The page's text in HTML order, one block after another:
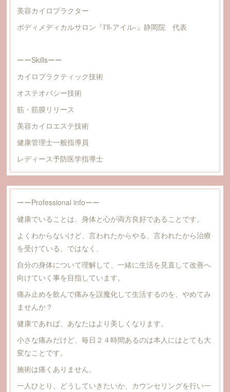
​美容カイロプラクター
ボディメディカルサロン『I'll‐アイル-』静岡院 代表
ーーSkillsーー
カイロプラクティック技術
オステオパシー技術
筋・筋膜リリース​
​美容カイロエステ技術
健康管理士一般指導員
レディース予防医学指導士
ーーProfessional infoーー
健康でいることは、身体と心が両方良好であることです。
よくわからないけど、言われたからやる、言われたから治療
を受けている、ではなく、
自分の身体について理解して、一緒に生活を見直して改善へ
向けていく事を目指しています。
痛み止めを飲んで痛みを誤魔化して生活するのを、やめてみ
ませんか？
健康であれば、あなたはより美しくなります。
小さな痛みだけど、毎日２４時間あるのは本人にはとても大
変なことです。
施術は痛くありません。
一人ひとり、どうしていきたいか、カウンセリングを行い一